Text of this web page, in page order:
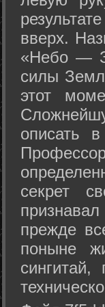
вверх.
«Небо —
силы
этот
описать
секрет
прежде
поныне